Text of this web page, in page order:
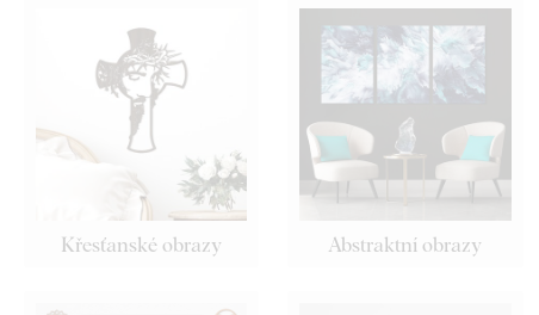
Křesťanské obrazy Abstraktní obrazy